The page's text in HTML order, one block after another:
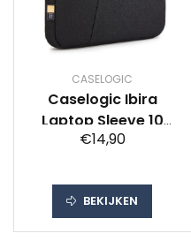
CASELOGIC
Caselogic Ibira
Laptop Sleeve 10
inch Laptop sleeve
€14,90
BEKIJKEN